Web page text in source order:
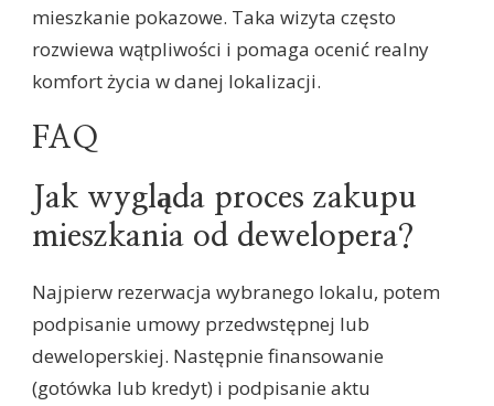
mieszkanie pokazowe. Taka wizyta często
rozwiewa wątpliwości i pomaga ocenić realny
komfort życia w danej lokalizacji.
FAQ
Jak wygląda proces zakupu
mieszkania od dewelopera?
Najpierw rezerwacja wybranego lokalu, potem
podpisanie umowy przedwstępnej lub
deweloperskiej. Następnie finansowanie
(gotówka lub kredyt) i podpisanie aktu